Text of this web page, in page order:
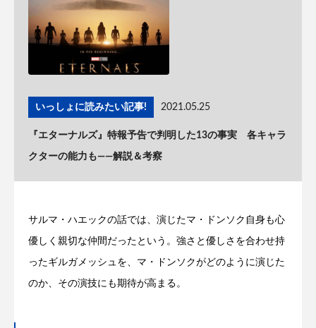
いっしょに読みたい記事! 2021.05.25
『エターナルズ』特報予告で判明した13の事実 各キャラ
クターの能力も——解説＆考察
サルマ・ハエックの話では、演じたマ・ドンソク自身も心
優しく親切な仲間だったという。強さと優しさを合わせ持
ったギルガメッシュを、マ・ドンソクがどのように演じた
のか、その演技にも期待が高まる。